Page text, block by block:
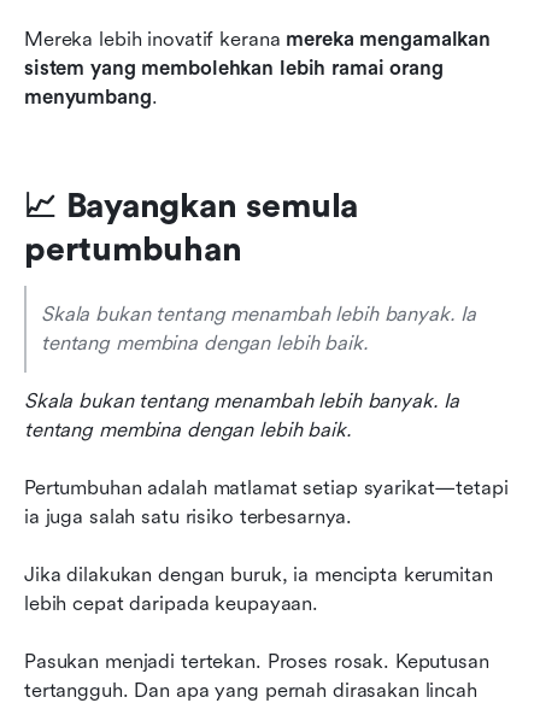
Mereka lebih inovatif kerana mereka mengamalkan
sistem yang membolehkan lebih ramai orang
menyumbang.
📈 Bayangkan semula
pertumbuhan
Skala bukan tentang menambah lebih banyak. Ia
tentang membina dengan lebih baik.
Skala bukan tentang menambah lebih banyak. Ia
tentang membina dengan lebih baik.
Pertumbuhan adalah matlamat setiap syarikat—tetapi
ia juga salah satu risiko terbesarnya.
Jika dilakukan dengan buruk, ia mencipta kerumitan
lebih cepat daripada keupayaan.
Pasukan menjadi tertekan. Proses rosak. Keputusan
tertangguh. Dan apa yang pernah dirasakan lincah